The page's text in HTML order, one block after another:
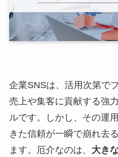
企業SNSは、活用次第で
売上や集客に貢献する強
ルです。しかし、その運
きた信頼が一瞬で崩れ去
ます。厄介なのは、 大き